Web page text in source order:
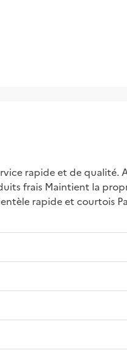
rapide et de qualité.
frais Maintient la
rapide et courtois